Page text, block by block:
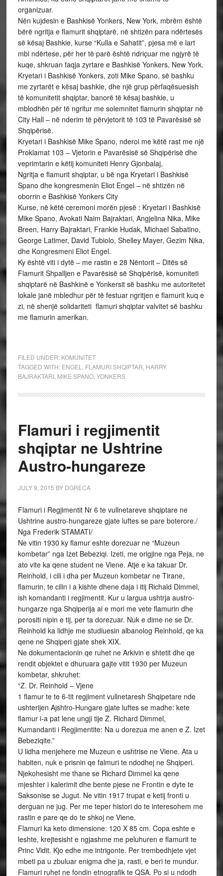
organizuar.
Nën kujdesin e Bashkisë Yonkers, New York, mbrëm është
bërë ngritja e flamurit shqiptarë, në shtizën para ndërtesës
së kësaj Bashkie, kurse “Kulla e Sahatit”, pjesa më e lart
mbi ndërtese, për her të parë është ndriçuar me ngjyrë të
kuqe, shkruan faqja zyrtare e Bashkisë Yonkers, New York.
Kryetari i Bashkisë Yonkers, zoti Mike Spano, së bashku
me zyrtarët e kësaj bashkie, dhe një grup përfaqësuesish
të komunitetit shqiptar, banorë të kësaj bashkie, u
mblodhën për të ngritur me solemnitet flamurin shqiptar në
City Hall – në nderim të përvjetorit të 103 të Pavarësisë së
Shqipërisë.
Kryetari i Bashkisë Mike Spano, nderoi me këtë rast me një
Proklamat 103 – Vjetorin e Pavarësisë së Shqipërisë dhe
veprimtarin e këtij komuniteti Henry Gjonbalaj,
Ngritja e flamurit shqiptar, u bë nga Kryetari i Bashkisë
Spano dhe kongresmenin Eliot Engel – në shtizën në
oborrin e Bashkisë Yonkers City
Kurse, në këtë ceremoni morën pjesë : Kryetari i Bashkisë
Mike Spano, Avokati Naim Bajraktari, Angjelina Nika, Mike
Breen, Harry Bajraktari, Frankie Hudak, Michael Sabatino,
George Latimer, David Tubiolo, Shelley Mayer, Gezim Nika,
dhe Kongresmeni Eliot Engel.
Ky është viti i dytë – me rastin e 28 Nëntorit – Ditës së
Flamurit Shpalljen e Pavarësisë së Shqipërisë, komuniteti
shqiptarë në Bashkinë e Yonkersit së bashku me autoritetet
lokale janë mbledhur për të festuar ngritjen e flamurit kuq e
zi, në shenjë solidariteti flamuri shqiptar valvitet së bashku
me flamurin amerikan.
FILED UNDER: KOMUNITET
TAGGED WITH: ENGEL FLAMURI SHQIPTAR HARRY
BAJRAKTARI, MIKE SPANO, YONKERS
Flamuri i regjimentit
shqiptar ne Ushtrine
Austro-hungareze
JULY 9, 2015 BY DGRECA
Flamuri i Regjimentit Nr 6 te vullnetareve shqiptare ne
Ushtrine austro-hungareze gjate luftes se pare boterore./
Nga Frederik STAMATI/
Ne vitin 1930 ky flamur eshte dorezuar ne “Muzeun
kombetar” nga Izet Bebeziqi. Izeti, me origjine nga Peja, ne
ato vite ka qene student ne Viene. Atje e ka takuar Dr.
Reinhold, i cili i dha per Muzeun kombetar ne Tirane,
flamurin, te cilin i a kishte dhene daja i itij Richald Dimmel,
ish komandanti i regjimentit. Kur u largua ushtrja austro-
hungarze nga Shqiperija ai e mori me vete flamurin dhe
porositi nipin e tij, per ta dorezuar. Nuk e dime ne se Dr.
Reinhold ka lidhje me studiuesin albanolog Reinhold, qe ka
qene ne Shqiperi gjate shek XIX.
Ne dokumentacionin qe ruhet ne Arkivin e shtetit dhe qe
rendit objektet e dhuruara gajte vitit 1930 per Muzeun
kombetar, shkruhet:
“Z. Dr. Reinhold – Vjene
1 flamur te te 6-tit regjiment vullnetaresh Shqipetare nde
ushterijen Ajshtro-Hungare gjate luftes se madhe: kete
flamur i-a pat lene ungji tije Z. Richard Dimmel,
Kumandanti i Regjimentite: Na u dorezua me anen e Z. Izet
Bebeziqite.”
U lidha menjehere me Muzeun e ushtrise ne Viene. Ata u
habiten, nuk e prisnin qe falmuri te ndodhej ne Shqiperi.
Njekohesisht me thane se Richard Dimmel ka qene
mjeshter i kalerimit dhe bente pjese ne Frontin e dyte te
Saksonise se Jugut. Ne vitin 1917 trupat e ketij fronti u
derguan ne jug. Per me teper histori do te interesohem me
rastin e pare qe do te shkoj ne Viene.
Flamuri ka keto dimensione: 120 X 85 cm. Copa eshte e
leshte, krejtesisht e ngjashme me peluhuren e flamurit te
Princ Vidit. Kjo edhe me intrigonte. Per trembedhjete vjet
mbeti pa u zbuluar enigma dhe ja, rasti, e beri te mundur.
Flamuri ruhet ne fondin etnografik te QSA. Po si u ndodh